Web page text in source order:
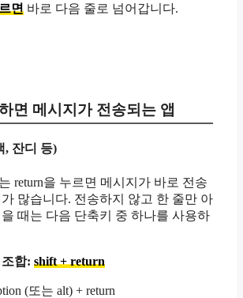
면 바로 다음 줄로 넘어갑니다.
면 메시지가 전송되는 앱
, 잔디 등)
return을 누르면 메시지가 바로 전송
많습니다. 전송하지 않고 한 줄만 아
때는 다음 단축키 중 하나를 사용하
합: shift + return
(또는 alt) + return